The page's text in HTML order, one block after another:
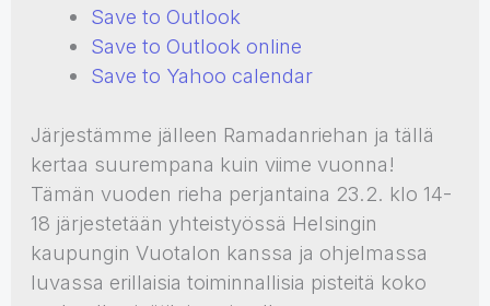
Save to Outlook
Save to Outlook online
Save to Yahoo calendar
Järjestämme jälleen Ramadanriehan ja tällä
kertaa suurempana kuin viime vuonna!
Tämän vuoden rieha perjantaina 23.2. klo 14-
18 järjestetään yhteistyössä Helsingin
kaupungin Vuotalon kanssa ja ohjelmassa
luvassa erillaisia toiminnallisia pisteitä koko